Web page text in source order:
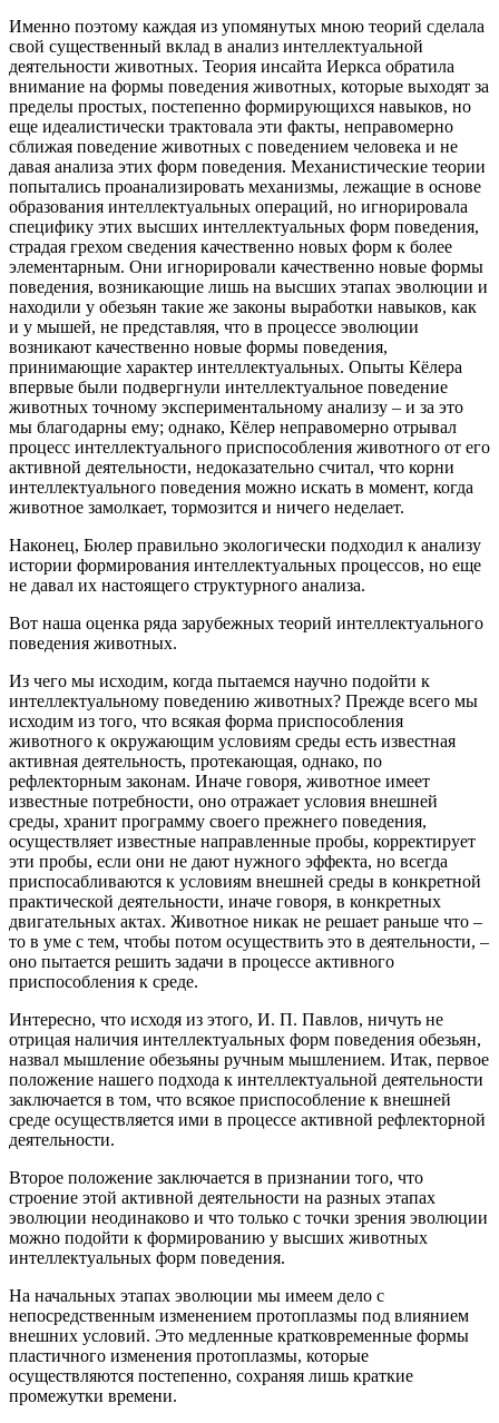
Именно поэтому каждая из упомянутых мною теорий сделала
свой существенный вклад в анализ интеллектуальной
деятельности животных. Теория инсайта Иеркса обратила
внимание на формы поведения животных, которые выходят за
пределы простых, постепенно формирующихся навыков, но
еще идеалистически трактовала эти факты, неправомерно
сближая поведение животных с поведением человека и не
давая анализа этих форм поведения. Механистические теории
попытались проанализировать механизмы, лежащие в основе
образования интеллектуальных операций, но игнорировала
специфику этих высших интеллектуальных форм поведения,
страдая грехом сведения качественно новых форм к более
элементарным. Они игнорировали качественно новые формы
поведения, возникающие лишь на высших этапах эволюции и
находили у обезьян такие же законы выработки навыков, как
и у мышей, не представляя, что в процессе эволюции
возникают качественно новые формы поведения,
принимающие характер интеллектуальных. Опыты Кёлера
впервые были подвергнули интеллектуальное поведение
животных точному экспериментальному анализу – и за это
мы благодарны ему; однако, Кёлер неправомерно отрывал
процесс интеллектуального приспособления животного от его
активной деятельности, недоказательно считал, что корни
интеллектуального поведения можно искать в момент, когда
животное замолкает, тормозится и ничего неделает.
Наконец, Бюлер правильно экологически подходил к анализу
истории формирования интеллектуальных процессов, но еще
не давал их настоящего структурного анализа.
Вот наша оценка ряда зарубежных теорий интеллектуального
поведения животных.
Из чего мы исходим, когда пытаемся научно подойти к
интеллектуальному поведению животных? Прежде всего мы
исходим из того, что всякая форма приспособления
животного к окружающим условиям среды есть известная
активная деятельность, протекающая, однако, по
рефлекторным законам. Иначе говоря, животное имеет
известные потребности, оно отражает условия внешней
среды, хранит программу своего прежнего поведения,
осуществляет известные направленные пробы, корректирует
эти пробы, если они не дают нужного эффекта, но всегда
приспосабливаются к условиям внешней среды в конкретной
практической деятельности, иначе говоря, в конкретных
двигательных актах. Животное никак не решает раньше что –
то в уме с тем, чтобы потом осуществить это в деятельности, –
оно пытается решить задачи в процессе активного
приспособления к среде.
Интересно, что исходя из этого, И. П. Павлов, ничуть не
отрицая наличия интеллектуальных форм поведения обезьян,
назвал мышление обезьяны ручным мышлением. Итак, первое
положение нашего подхода к интеллектуальной деятельности
заключается в том, что всякое приспособление к внешней
среде осуществляется ими в процессе активной рефлекторной
деятельности.
Второе положение заключается в признании того, что
строение этой активной деятельности на разных этапах
эволюции неодинаково и что только с точки зрения эволюции
можно подойти к формированию у высших животных
интеллектуальных форм поведения.
На начальных этапах эволюции мы имеем дело с
непосредственным изменением протоплазмы под влиянием
внешних условий. Это медленные кратковременные формы
пластичного изменения протоплазмы, которые
осуществляются постепенно, сохраняя лишь краткие
промежутки времени.